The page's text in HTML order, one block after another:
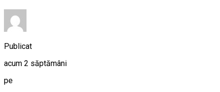
Publicat
acum 2 săptămâni
pe